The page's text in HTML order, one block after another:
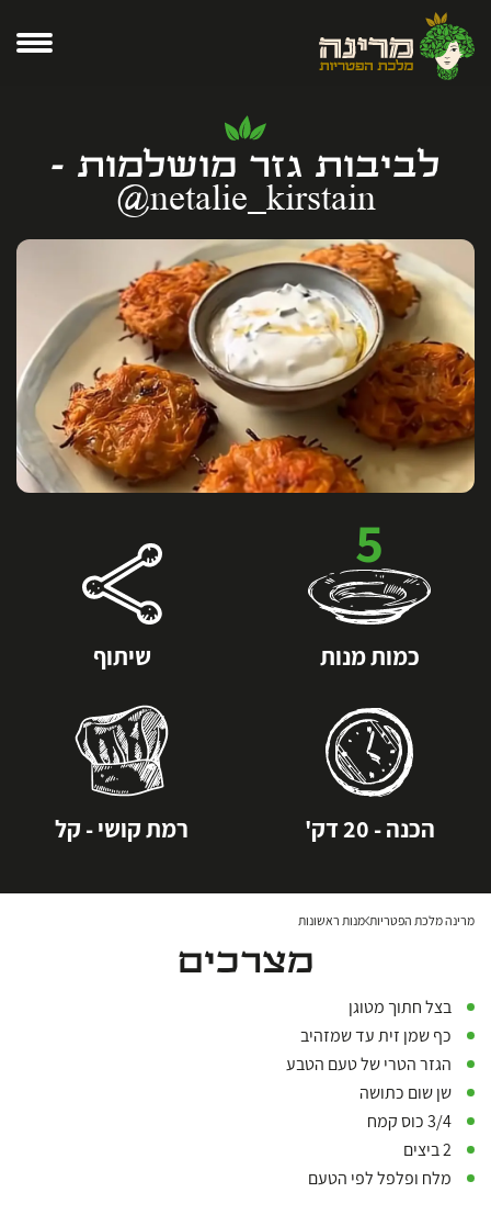
⁨לביבות גזר מושלמות -
netalie_kirstain@
הכנה - 20 דק' רמת קושי - קל
5
כמות מנות שיתוף
מרינה מלכת הפטריות מנות ראשונות
מצרכים
בצל חתוך מטוגן
כף שמן זית עד שמזהיב
הגזר הטרי של טעם הטבע
שן שום כתושה
3/4 כוס קמח
2 ביצים
מלח ופלפל לפי הטעם